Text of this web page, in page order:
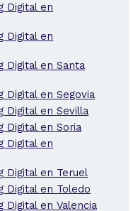
Digital en
Digital en
Digital en Santa
Digital en Segovia
Digital en Sevilla
Digital en Soria
Digital en
Digital en Teruel
Digital en Toledo
Digital en Valencia